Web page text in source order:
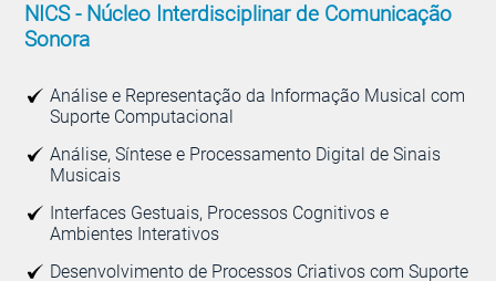
NICS -Núcleo Interdisciplinar de Comunicação
Sonora
Análise e Representação da Informação Musical com
Suporte Computacional
Análise, Síntese e Processamento Digital de Sinais
Musicais
Interfaces Gestuais, Processos Cognitivos e
Ambientes Interativos
Desenvolvimento de Processos Criativos com Suporte